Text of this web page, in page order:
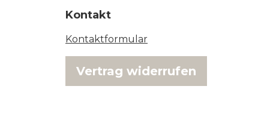
Kontakt
Kontaktformular
Vertrag widerrufen